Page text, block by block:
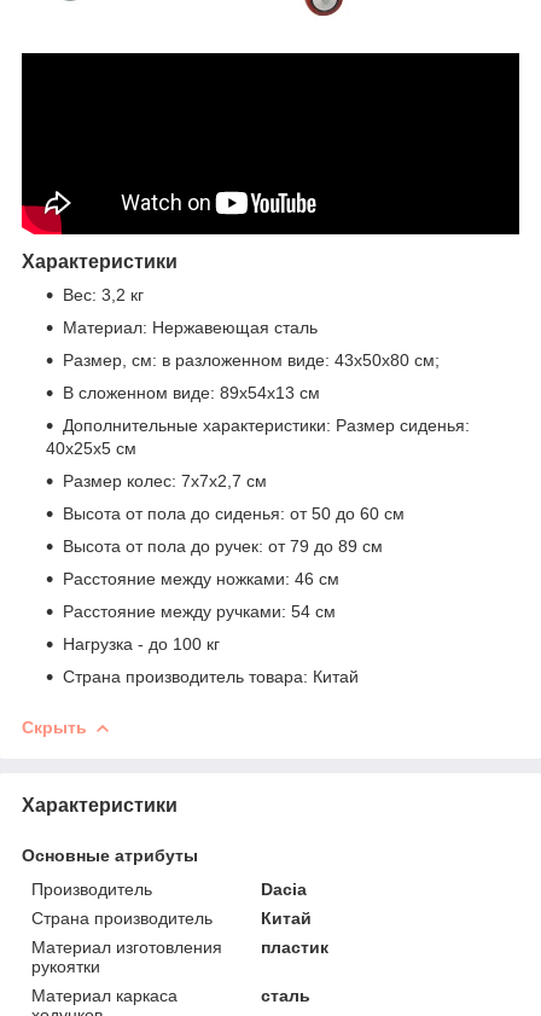
Характеристики
Вес: 3,2 кг
Материал: Нержавеющая сталь
Размер, см: в разложенном виде: 43х50х80 см;
В сложенном виде: 89х54х13 см
Дополнительные характеристики: Размер сиденья:
40х25х5 см
Размер колес: 7х7х2,7 см
Высота от пола до сиденья: от 50 до 60 см
Высота от пола до ручек: от 79 до 89 см
Расстояние между ножками: 46 см
Расстояние между ручками: 54 см
Нагрузка - до 100 кг
Страна производитель товара: Китай
Скрыть
Характеристики
Основные атрибуты
Производитель
Dacia
Страна производитель
Китай
Материал изготовления
рукоятки
пластик
Материал каркаса
сталь